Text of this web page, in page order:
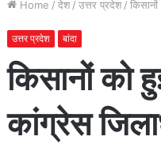
Home / देश / उत्तर प्रदेश /
उत्तर प्रदेश बांदा
किसानों को
कांग्रेस